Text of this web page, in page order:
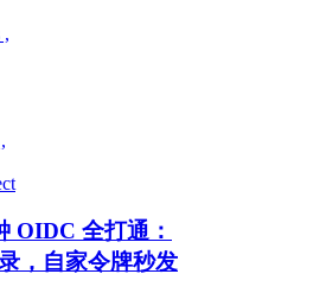
,
OIDC 全打通：
，自家令牌秒发